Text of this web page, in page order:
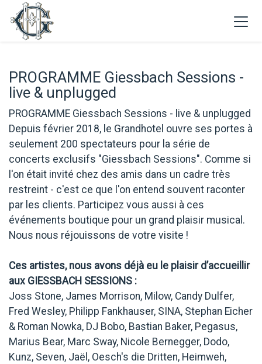
PROGRAMME Giessbach Sessions -
live & unplugged
PROGRAMME Giessbach Sessions - live & unplugged
Depuis février 2018, le Grandhotel ouvre ses portes à
seulement 200 spectateurs pour la série de
concerts exclusifs "Giessbach Sessions". Comme si
l'on était invité chez des amis dans un cadre très
restreint - c'est ce que l'on entend souvent raconter
par les clients. Participez vous aussi à ces
événements boutique pour un grand plaisir musical.
Nous nous réjouissons de votre visite !
Ces artistes, nous avons déjà eu le plaisir d’accueillir
aux GIESSBACH SESSIONS :
Joss Stone, James Morrison, Milow, Candy Dulfer,
Fred Wesley, Philipp Fankhauser, SINA, Stephan Eicher
& Roman Nowka, DJ Bobo, Bastian Baker, Pegasus,
Marius Bear, Marc Sway, Nicole Bernegger, Dodo,
Kunz, Seven, Jaël, Oesch's die Dritten, Heimweh,